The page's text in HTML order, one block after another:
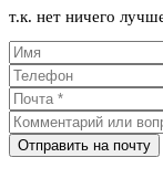
т.к. нет ничего
Отправить на почту